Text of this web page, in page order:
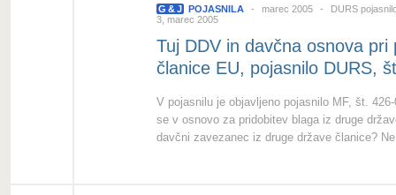
G &J POJASNILA marec 2005
DURS
3, marec 2005
Tuj DDV in davčna osnova
članice EU, pojasnilo DURS,
V pojasnilu je objavljeno pojasnilo MF, št.
se v osnovo za pridobitev blaga iz druge
davčni zavezanec iz druge države članice?